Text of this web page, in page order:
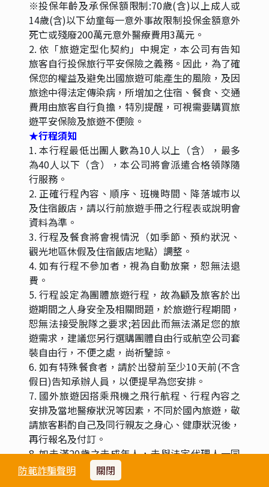
防範詐騙聲明 關閉
**如參加包銷班機行程，則依包銷班機航空公司作
業條件，作業方式將不受國外旅遊定型化契約書中
第二十七條規範，如因個人因素取消旅遊、變更日
期或行程之旅行，則需支付該行程全額機票款。
**實際航班時間以航空公司為最終確認。若因航空
公司或不可抗力因素，變動航班時間或轉機點，造
成團體行程變更、增加餐食，本公司將不另行加
價。若行程變更、減少餐食，則酌於退費。
★簽證事項
台胞證申請資料:
護照正本：發照地須在台灣，需要有6個月以上效
期的中華民國護照正本。
身分證正反面影本：如未滿14歲者請改附戶籍謄
本。
兩吋彩色白底大頭照 ： 照片需為6個月內護照規
格。
如果是未成年或是持舊台胞證的朋友需要另外準備
以下資料才能辦理台胞證申請： 6個月內的戶籍謄
本：曾更改姓名、個人資料者。 監護人身分證正
反影本：未滿16歲者需附上監護人其中一人的身
分證影本。 台胞證有效期限為5年，期限如果不足
6個月可以換發，不過台胞證申請需要的照片規格
較為嚴格，一定要特別留意以下規定喔：
1.兩吋大頭白底照片一張，需為6個月內拍攝、需
露耳朵及眉毛、不可露牙齒、配戴有色框架眼鏡，
其中眼鏡鏡片不可反光， 不可滲光、陰影
2.需有肩膀肩線，建議不要穿白色上衣
3.不可與舊台胞證照片相同
4.不可戴任何髮飾、耳環、項鍊
5.背面需簽上中文姓名
6.大頭照定義為頭頂到下巴的範圍需有3.2公分至
3.6公分
7.代辦台胞證預計10-15個工作日內可領取台胞證